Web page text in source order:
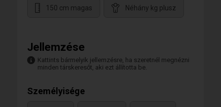
150 cm magas Néhány kg plusz
Jellemzése
Kattints bármelyik jellemzésre, ha szeretnél megnézni
minden társkeresőt, aki ezt állította be.
Személyisége